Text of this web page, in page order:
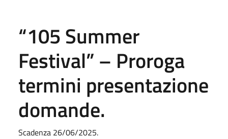
“105 Summer
Festival” – Proroga
termini presentazione
domande.
Scadenza 26/06/2025.